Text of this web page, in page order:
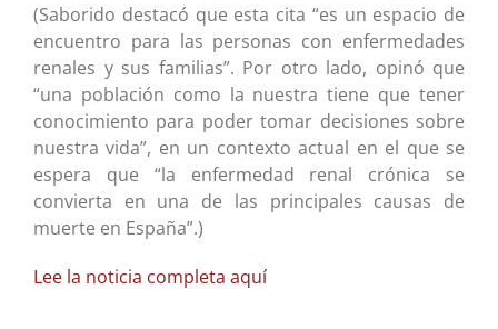
(Saborido destacó que esta cita “es un espacio de
encuentro para las personas con enfermedades
renales y sus familias”. Por otro lado, opinó que
“una población como la nuestra tiene que tener
conocimiento para poder tomar decisiones sobre
nuestra vida”, en un contexto actual en el que se
espera que “la enfermedad renal crónica se
convierta en una de las principales causas de
muerte en España”.)
Lee la noticia completa aquí